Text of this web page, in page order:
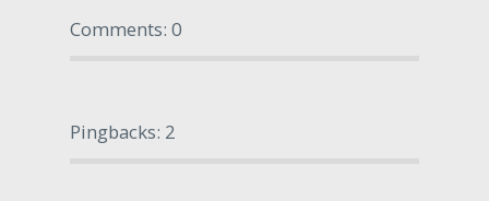
Comments: 0
Pingbacks: 2